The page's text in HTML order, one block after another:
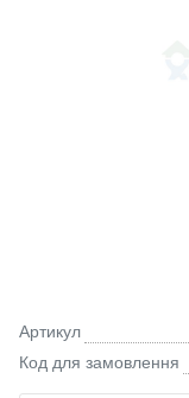
Артикул
Код для замовлення